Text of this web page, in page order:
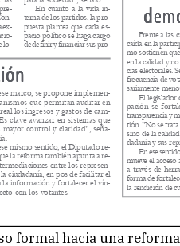
formal hacia una